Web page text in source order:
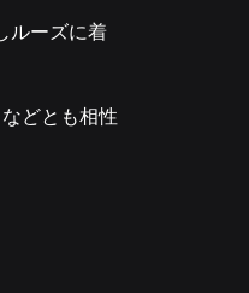
ルーズに着
などとも相性